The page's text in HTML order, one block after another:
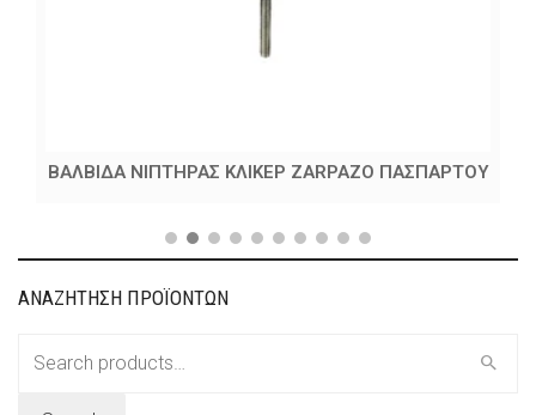
ΒΑΛΒΙΔΑ ΝΙΠΤΗΡΑΣ ΚΛΙΚΕΡ ZARPAZO ΠΑΣΠΑΡΤΟΥ
ΑΝΑΖΗΤΗΣΗ ΠΡΟΪΟΝΤΩΝ